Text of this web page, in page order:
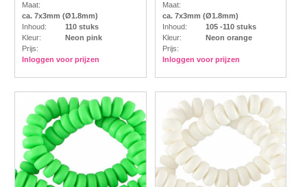
Maat:
ca. 7x3mm (Ø1.8mm)
Inhoud:
110 stuks
Kleur:
Neon pink
Prijs:
Inloggen voor prijzen
Maat:
ca. 7x3mm (Ø1.8mm)
Inhoud:
105 -110 stuks
Kleur:
Neon orange
Prijs:
Inloggen voor prijzen